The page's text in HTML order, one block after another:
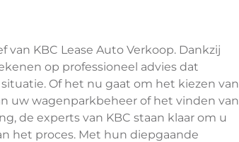
KBC Lease Auto Verkoop. Dankzij
op professioneel advies dat
Of het nu gaat om het kiezen van
uw wagenparkbeheer of het vinden van
de experts van KBC staan klaar om u
het proces. Met hun diepgaande